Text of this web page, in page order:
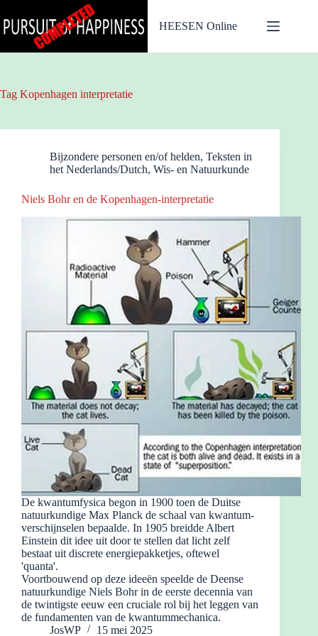
naar
de
HEESEN Online
Tag Kopenhagen interpretatie
Bijzondere personen en/of helden, Teksten in
het Nederlands/Dutch, Wis- en Natuurkunde
Niels Bohr en de Kopenhagen-interpretatie
De kwantumfysica begon in 1900 toen de Duitse
natuurkundige Max Planck de schaal van kwantum-
verschijnselen bepaalde. In 1905 breidde Albert
Einstein dit idee uit door te stellen dat licht zelf
bestaat uit discrete energiepakketjes, oftewel
'quanta'.
Voortbouwend op deze ideeën speelde de Deense
natuurkundige Niels Bohr in de eerste decennia van
de twintigste eeuw een cruciale rol bij het leggen van
de fundamenten van de kwantummechanica.
JosWP
15 mei 2025